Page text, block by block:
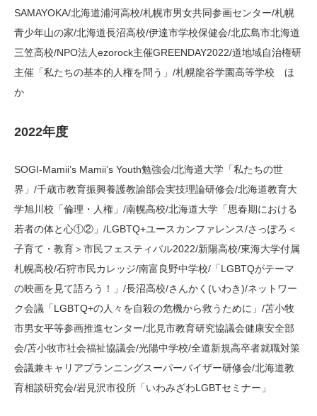
SAMAYOKA/北海道浦河高校/札幌市男女共同参画センター/札幌
青少年山の家/北海道長沼高校/伊達市学校保健会/北広島市北海道
三笠高校/NPO法人ezorock主催GREENDAY2022/道地域自治権研
主催「私たちの基本的人権を問う」/札幌龍谷学園高等学校 ほ
か
2022年度
SOGI-Mamii’s Mamii’s Youth勉強会/北海道大学「私たちの世
界」/千歳市教育振興養護教諭部会実技理論研修会/北海道教育大
学旭川校「倫理・人権」/南幌高校/北海道大学「思春期における
若者の体と心①②」/LGBTQ+ユースカンファレンス/さっぽろ＜
子育て・教育＞市民フェスティバル2022/新陽高校/東海大学付属
札幌高校/石狩市民カレッジ/南富良野中学校/「LGBTQがテーマ
の映画を見て語ろう！」/長沼高校/さんかく(いわき)/ネットワー
ク会議「LGBTQ+の人々を自殺の危機から救うために」/苫小牧
市男女平等参画推進センター/北見市教育研究協議会健康安全部
会/苫小牧市社会福祉協議会/光陽中学校/全道新規高卒者就職対策
会議兼キャリアプランニングスーパーバイザー研修会/北海道教
育相談研究会/岩見沢市役所「いわみざわLGBTセミナー」